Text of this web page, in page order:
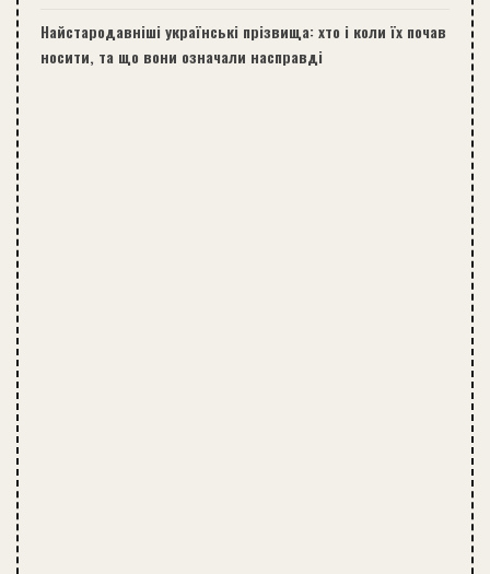
Найстародавніші українські прізвища: хто і коли їх почав
носити, та що вони означали насправді